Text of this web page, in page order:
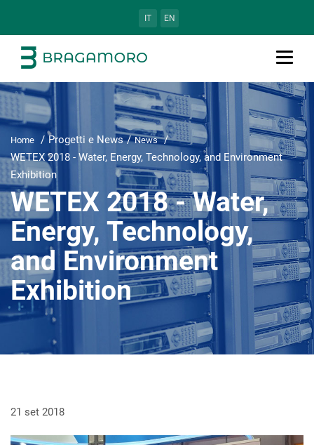
IT EN
Home Progetti e News News
WETEX 2018 - Water, Energy, Technology, and Environment
Exhibition
WETEX 2018 - Water,
Energy, Technology,
and Environment
Exhibition
21 set 2018